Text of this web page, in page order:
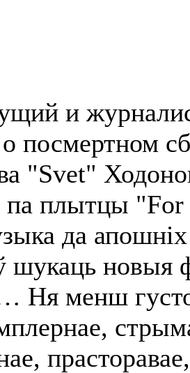
и
посмертном
"Svet"
па плытцы
да апошніх
шукаць новыя
Ня менш